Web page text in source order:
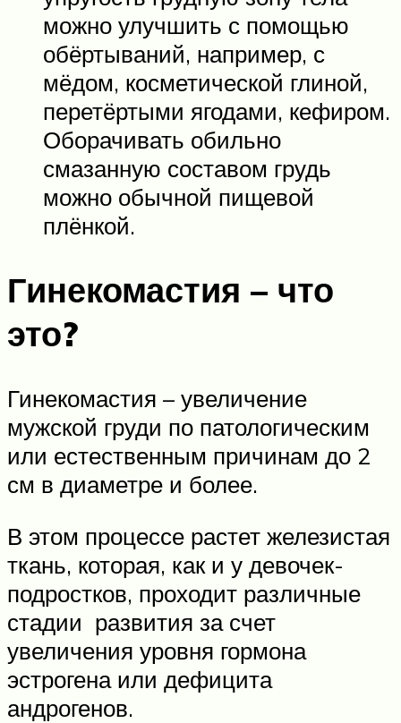
можно улучшить с помощью
обёртываний, например, с
мёдом, косметической глиной,
перетёртыми ягодами, кефиром.
Оборачивать обильно
смазанную составом грудь
можно обычной пищевой
плёнкой.
Гинекомастия – что
это?
Гинекомастия – увеличение
мужской груди по патологическим
или естественным причинам до 2
см в диаметре и более.
В этом процессе растет железистая
ткань, которая, как и у девочек-
подростков, проходит различные
стадии развития за счет
увеличения уровня гормона
эстрогена или дефицита
андрогенов.